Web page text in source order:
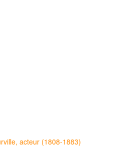
acteur (1808-1883)